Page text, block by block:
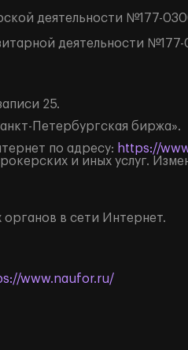
деятельности №177-
деятельности
25.
Петербургская биржа».
по адресу: https://
и иных услуг.
в сети Интернет.
www.naufor.ru/